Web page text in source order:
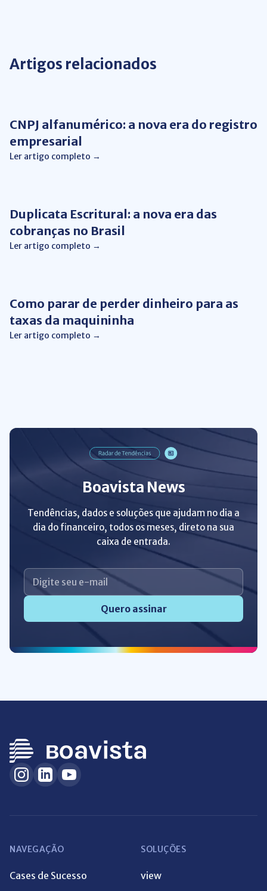
Artigos relacionados
CNPJ alfanumérico: a nova era do registro
empresarial
Ler artigo completo →
Duplicata Escritural: a nova era das
cobranças no Brasil
Ler artigo completo →
Como parar de perder dinheiro para as
taxas da maquininha
Ler artigo completo →
Boavista News
Tendências, dados e soluções que ajudam no dia a
dia do financeiro, todos os meses, direto na sua
caixa de entrada.
Quero assinar
NAVEGAÇÃO
Cases de Sucesso
SOLUÇÕES
view